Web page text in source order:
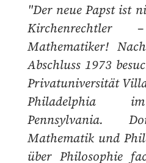
"Der neue Papst ist
Mathematiker!
Abschluss 1973
Privatuniversität
Philadelphia im
Pennsylvania.
Mathematik und
über Philosophie